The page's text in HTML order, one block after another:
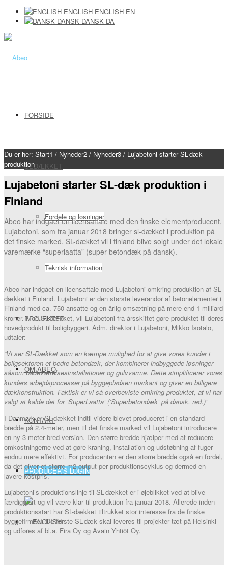
ENGLISH ENGLISH EN
DANSK DANSK DA
FORSIDE
SL-DÆKKET
Fordele og løsninger
Teknisk information
PROJEKTER
OM ABEO
KONTAKT
PRODUCER’S LOGIN
Du er her: Start1 / Nyheder2 / Nyheder3 / Lujabetoni starter SL-dæk
produktion
Lujabetoni starter SL-dæk produktion i
Finland
Abeo har indgået en licensaftale med den finske elementproducent,
Lujabetoni, som fra januar 2018 bringer sl-dækket i produktion på
det finske marked. SL-dækket vil i finland blive solgt under det lokale
varemærke “superlaatta” (super-betondæk på dansk).
Abeo har indgået en licensaftale med Lujabetoni omkring produktion af SL-
dækket i Finland. Lujabetoni er den største leverandør af betonelementer i
Finland med ca. 750 ansatte og en årlig omsætning på mere end 1 milliard
kroner. Med SL-dækket, vil Lujabetoni fra årsskiftet gøre produktet til deres
hovedprodukt til boligbyggeri. Adm. direktør i Lujabetoni, Mikko Isotalo,
udtaler:
“Vi ser SL-Dækket som en kæmpe mulighed for at give vores kunder i
boligsektoren et bedre betondæk, der kombinerer indbyggede løsninger
såsom badeværelsesinstallationer og gulvvarme. Dette simplificerer vores
kunders arbejdsprocesser på byggepladsen markant og giver en billigere
dækkonstruktion. Faktisk er vi så overbeviste omkring produktet, at vi har
valgt at kalde det for ’SuperLaatta’ (’Superbetondæk’ på dansk, red.)”
I Danmark er SL-dækket indtil videre blevet produceret i en standard
bredde på 2.4-meter, men til det finske marked vil Lujabetoni introducere
en ny 3-meter bred version. Den større bredde hjælper med at reducere
omkostningerne ved at gøre kraning, installation og udstøbning af fuger
endnu mere effektivt. For producenten er den større bredde også en fordel,
da det giver et større m2-output per produktionscyklus og dermed en
lavere kostpris.
Lujabetoni’s produktionslinje til SL-dækket er i øjeblikket ved at blive
færdiggjort og vil være klar til produktion fra januar 2018. Allerede inden
produktionsstart har SL-dækket tiltrukket stor interesse fra de finske
byggefirmaer. De første SL-dæk skal leveres til projekter tæt på Helsinki
og udføres af bl.a. Fira Oy og Avain Yhtiöt Oy.